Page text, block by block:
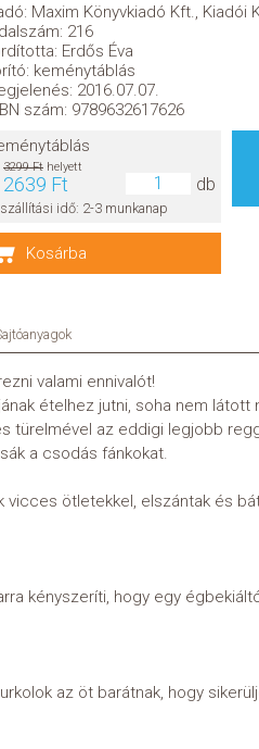
Maxim Könyvkiadó Kft.
Kiadói
216
Erdős Éva
keménytáblás
2016.07.07.
szám: 9789632617626
Kosárba
3299 Ft helyett
2639 Ft db
idő: 2-3 munkanap
valami ennivalót!
ételhez jutni, soha nem látott
türelmével az eddigi legjobb
a csodás fánkokat.
vicces ötletekkel, elszántak és
kényszeríti, hogy egy
az öt barátnak, hogy